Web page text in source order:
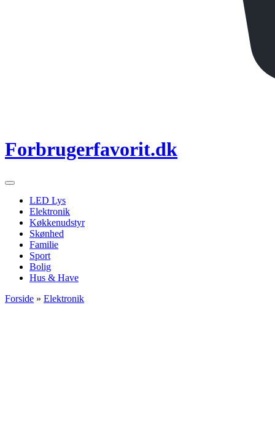
Forbrugerfavorit.dk
LED Lys
Elektronik
Køkkenudstyr
Skønhed
Familie
Sport
Bolig
Hus & Have
Forside » Elektronik